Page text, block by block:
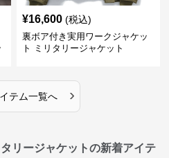
¥16,600 (税込)
裏ボア付き実用ワークジャケッ
ト ミリタリージャケット
テム一覧へ ›
リージャケットの新着アイテ